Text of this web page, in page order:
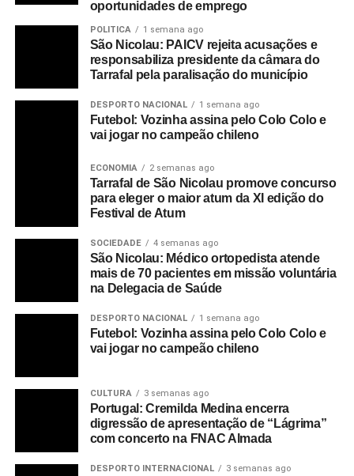
oportunidades de emprego
POLITICA 1 semana ago
São Nicolau: PAICV rejeita acusações e
responsabiliza presidente da câmara do
Tarrafal pela paralisação do município
DESPORTO NACIONAL 1 semana ago
Futebol: Vozinha assina pelo Colo Colo e
vai jogar no campeão chileno
ECONOMIA 2 semanas ago
Tarrafal de São Nicolau promove concurso
para eleger o maior atum da XI edição do
Festival de Atum
SOCIEDADE 4 semanas ago
São Nicolau: Médico ortopedista atende
mais de 70 pacientes em missão voluntária
na Delegacia de Saúde
DESPORTO NACIONAL 1 semana ago
Futebol: Vozinha assina pelo Colo Colo e
vai jogar no campeão chileno
CULTURA 3 semanas ago
Portugal: Cremilda Medina encerra
digressão de apresentação de “Lágrima”
com concerto na FNAC Almada
DESPORTO INTERNACIONAL 3 semanas ago